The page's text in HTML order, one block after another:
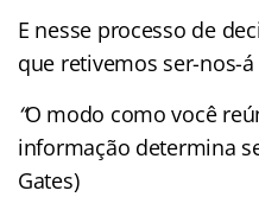
E nesse processo de
que retivemos ser-nos-
“O modo como você
informação determina
Gates)